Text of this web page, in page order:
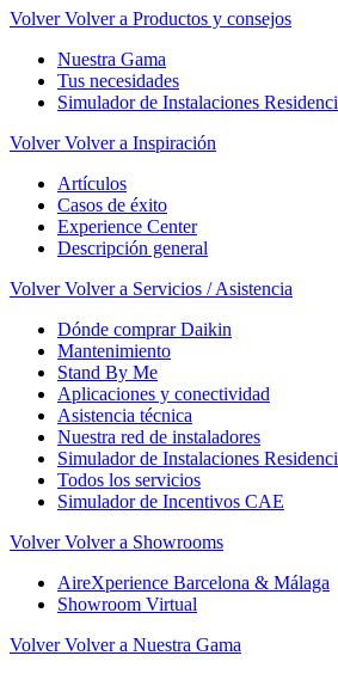
Volver Volver a Productos y consejos
Nuestra Gama
Tus necesidades
Simulador de Instalaciones
Volver Volver a Inspiración
Artículos
Casos de éxito
Experience Center
Descripción general
Volver Volver a Servicios / Asistencia
Dónde comprar Daikin
Mantenimiento
Stand By Me
Aplicaciones y conectividad
Asistencia técnica
Nuestra red de instaladores
Simulador de Instalaciones
Todos los servicios
Simulador de Incentivos CAE
Volver Volver a Showrooms
AireXperience Barcelona & Málaga
Showroom Virtual
Volver Volver a Nuestra Gama